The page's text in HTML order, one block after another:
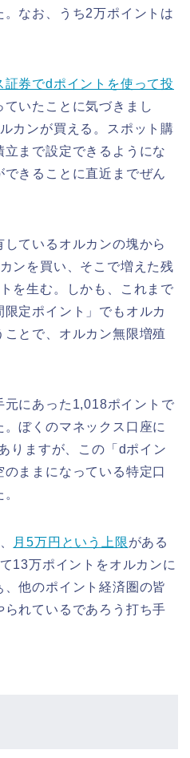
なお、うち2万ポイントは
証券でdポイントを使って投
ていたことに気づきまし
カンが買える。スポット購
まで設定できるようにな
きることに直近までぜん
ているオルカンの塊から
ンを買い、そこで増えた残
を生む。しかも、これまで
定ポイント」でもオルカ
とで、オルカン無限増殖
元にあった1,018ポイントで
ぼくのマネックス口座に
りますが、この「dポイン
のままになっている特定口
月5万円という上限がある
13万ポイントをオルカンに
他のポイント経済圏の皆
れているであろう打ち手